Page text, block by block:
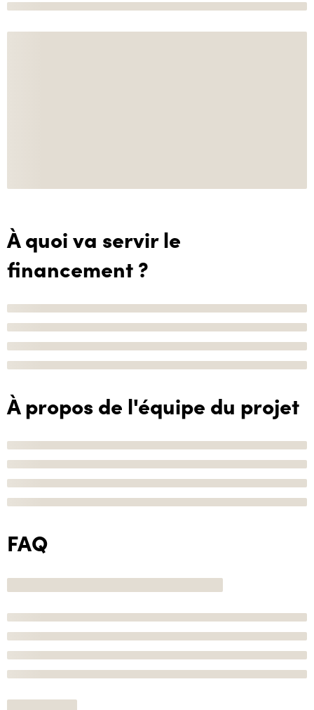
À quoi va servir le
financement ?
À propos de l'équipe du projet
FAQ